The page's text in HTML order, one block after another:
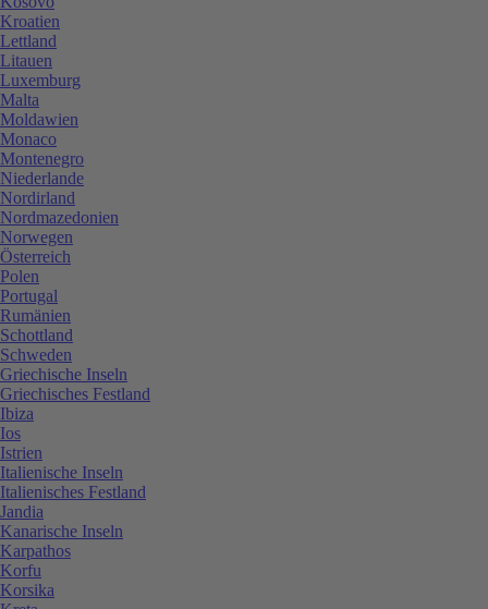
Kroatien
Lettland
Litauen
Luxemburg
Malta
Moldawien
Monaco
Montenegro
Niederlande
Nordirland
Nordmazedonien
Norwegen
Österreich
Polen
Portugal
Rumänien
Schottland
Schweden
Griechische Inseln
Griechisches Festland
Ibiza
Ios
Istrien
Italienische Inseln
Italienisches Festland
Jandia
Kanarische Inseln
Karpathos
Korfu
Korsika